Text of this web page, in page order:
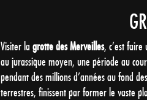
Visiter la grotte des Merveilles, c’est faire
au jurassique moyen, une période au
pendant des millions d’années au fond
terrestres, finissent par former le vaste